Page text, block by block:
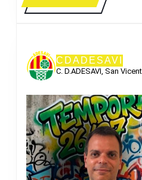
MÁS
CDADESAVI
C. D.ADESAVI, San